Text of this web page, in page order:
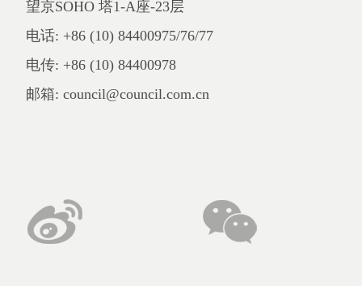
望京SOHO 塔1-A座-23层
电话: +86 (10) 84400975/76/77
电传: +86 (10) 84400978
邮箱: council@council.com.cn